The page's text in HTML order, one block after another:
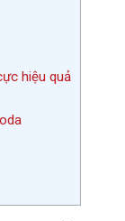
hiệu quả